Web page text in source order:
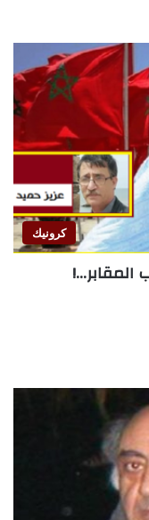
كرونيك